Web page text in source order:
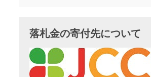
落札金の寄付先について